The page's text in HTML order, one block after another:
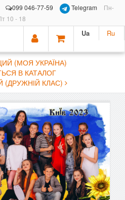
099 046-77-59 Telegram
Пн-
10 - 18
Ua Ru
(МОЯ УКРАЇНА)
В КАТАЛОГ
КЛАС)